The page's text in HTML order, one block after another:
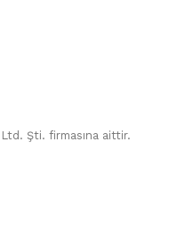
Ltd. Şti. firmasına aittir.